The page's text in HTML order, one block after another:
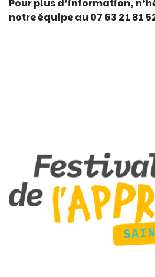
Pour plus d’information,
notre équipe au 07 63 21 81